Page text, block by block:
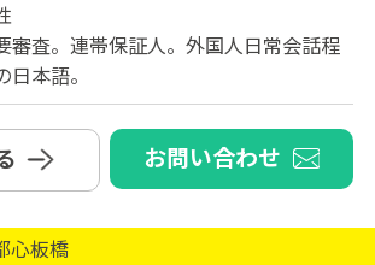
審査。連帯保証人。外国人日常会話程
日本語。
お問い合わせ
心板橋